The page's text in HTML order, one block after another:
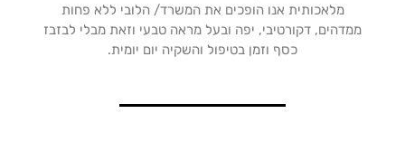
מלאכותית אנו הופכים את המשרד/ הלובי ללא פחות
ממדהים, דקורטיבי, יפה ובעל מראה טבעי וזאת מבלי לבזבז
כסף וזמן בטיפול והשקיה יום יומית.